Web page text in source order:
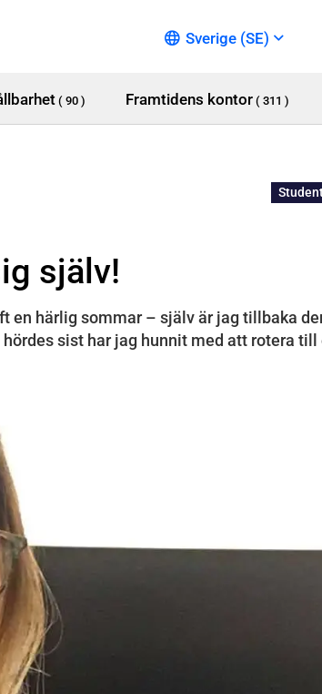
Sverige (SE)
( 90 ) Framtidens kontor ( 311 )
själv!
en härlig sommar – själv är jag tillbaka
sist har jag hunnit med att rotera till